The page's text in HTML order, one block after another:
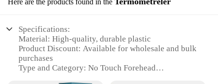
Here are the products found in the
Specifications:
Material: High-quality, durable plastic
Product Discount: Available for wholesale and bulk
purchases
Type and Category: No Touch Forehead